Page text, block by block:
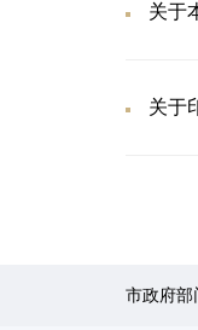
关于
关于
市政府部